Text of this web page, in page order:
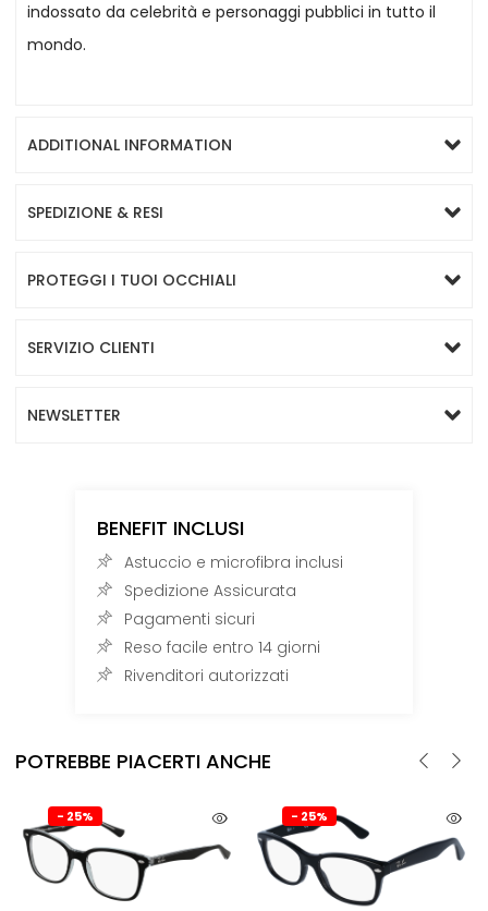
indossato da celebrità e personaggi pubblici in tutto il
mondo.
ADDITIONAL INFORMATION
SPEDIZIONE & RESI
PROTEGGI I TUOI OCCHIALI
SERVIZIO CLIENTI
NEWSLETTER
BENEFIT INCLUSI
Astuccio e microfibra inclusi
Spedizione Assicurata
Pagamenti sicuri
Reso facile entro 14 giorni
Rivenditori autorizzati
POTREBBE PIACERTI ANCHE
- 25% - 25%